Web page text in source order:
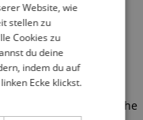
has occurred
(see the
FRENCH
GERMAN
Website, wie
stellen zu
Cookies zu
du deine
indem du auf
Ecke klickst.